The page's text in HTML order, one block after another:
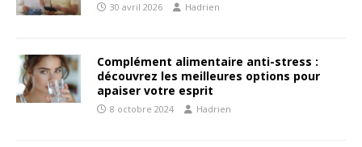
30 avril 2026 Hadrien
Complément alimentaire anti-stress :
découvrez les meilleures options pour
apaiser votre esprit
8 octobre 2024 Hadrien